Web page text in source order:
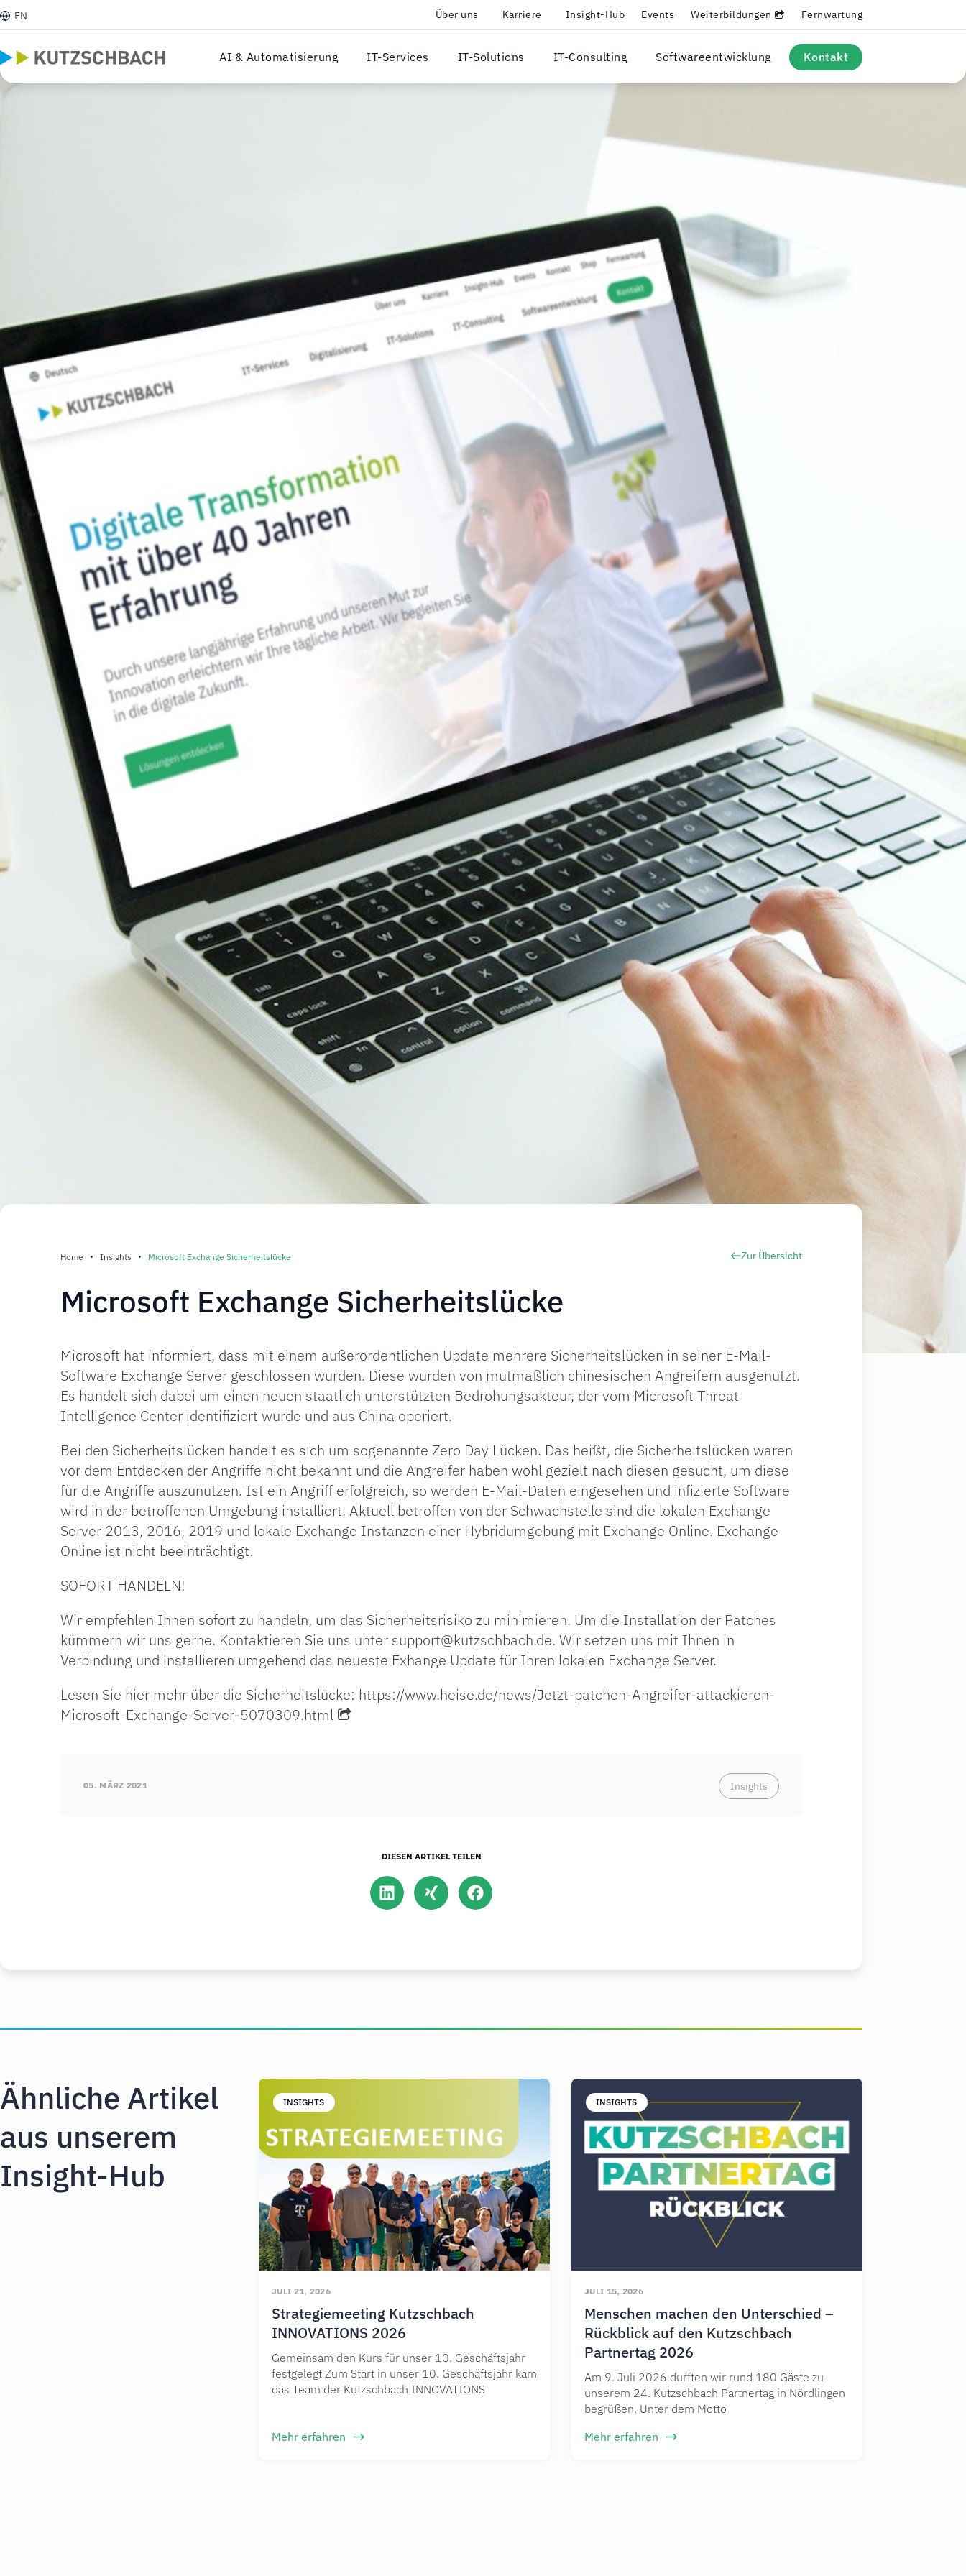
EN Über uns Karriere Insight-Hub Events Weiterbildungen Fernwartung
AI & Automatisierung IT-Services IT-Solutions IT-Consulting Softwareentwicklung Kontakt
Home Insights Microsoft Exchange Sicherheitslücke Zur Übersicht
Microsoft Exchange Sicherheitslücke
Microsoft hat informiert, dass mit einem außerordentlichen Update mehrere Sicherheitslücken in seiner E-Mail-
Software Exchange Server geschlossen wurden. Diese wurden von mutmaßlich chinesischen Angreifern ausgenutzt.
Es handelt sich dabei um einen neuen staatlich unterstützten Bedrohungsakteur, der vom Microsoft Threat
Intelligence Center identifiziert wurde und aus China operiert.
Bei den Sicherheitslücken handelt es sich um sogenannte Zero Day Lücken. Das heißt, die Sicherheitslücken waren
vor dem Entdecken der Angriffe nicht bekannt und die Angreifer haben wohl gezielt nach diesen gesucht, um diese
für die Angriffe auszunutzen. Ist ein Angriff erfolgreich, so werden E-Mail-Daten eingesehen und infizierte Software
wird in der betroffenen Umgebung installiert. Aktuell betroffen von der Schwachstelle sind die lokalen Exchange
Server 2013, 2016, 2019 und lokale Exchange Instanzen einer Hybridumgebung mit Exchange Online. Exchange
Online ist nicht beeinträchtigt.
SOFORT HANDELN!
Wir empfehlen Ihnen sofort zu handeln, um das Sicherheitsrisiko zu minimieren. Um die Installation der Patches
kümmern wir uns gerne. Kontaktieren Sie uns unter support@kutzschbach.de. Wir setzen uns mit Ihnen in
Verbindung und installieren umgehend das neueste Exhange Update für Ihren lokalen Exchange Server.
Lesen Sie hier mehr über die Sicherheitslücke: https://www.heise.de/news/Jetzt-patchen-Angreifer-attackieren-
Microsoft-Exchange-Server-5070309.html
05. MÄRZ 2021 Insights
DIESEN ARTIKEL TEILEN
Ähnliche Artikel
aus unserem
Insight-Hub
INSIGHTS
Strategiemeeting Kutzschbach
INNOVATIONS 2026
Gemeinsam den Kurs für unser 10. Geschäftsjahr
festgelegt Zum Start in unser 10. Geschäftsjahr kam
das Team der Kutzschbach INNOVATIONS
Mehr erfahren
JULI 21, 2026
INSIGHTS
Menschen machen den Unterschied –
Rückblick auf den Kutzschbach
Partnertag 2026
Am 9. Juli 2026 durften wir rund 180 Gäste zu
unserem 24. Kutzschbach Partnertag in Nördlingen
begrüßen. Unter dem Motto
Mehr erfahren
JULI 15, 2026